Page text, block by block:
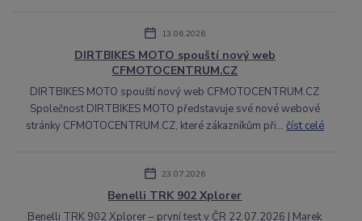
13.06.2026
DIRTBIKES MOTO spouští nový web
CFMOTOCENTRUM.CZ
DIRTBIKES MOTO spouští nový web CFMOTOCENTRUM.CZ
Společnost DIRTBIKES MOTO představuje své nové webové
stránky CFMOTOCENTRUM.CZ, které zákazníkům při... číst celé
23.07.2026
Benelli TRK 902 Xplorer
Benelli TRK 902 Xplorer – první test v ČR 22.07.2026 | Marek